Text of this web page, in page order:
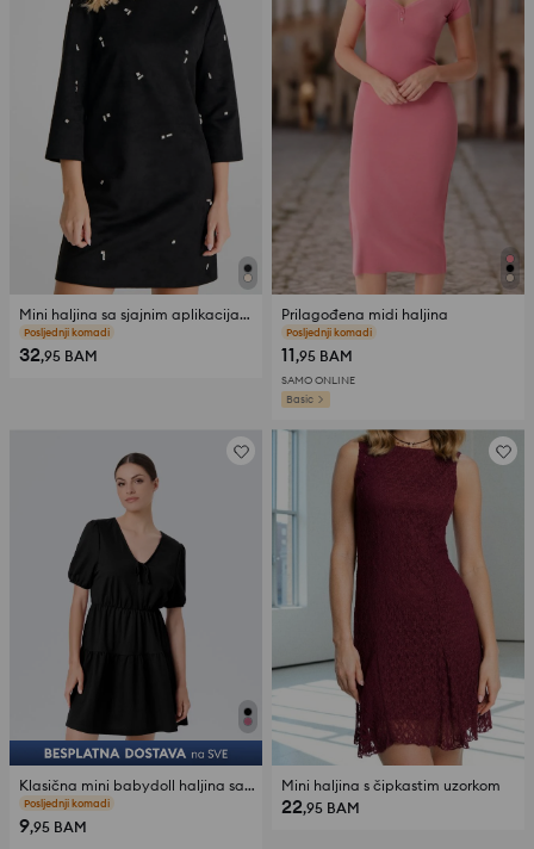
Mini haljina sa sjajnim aplikacijama
Posljednji komadi
32,95 BAM
Prilagođena midi haljina
Posljednji komadi
11,95 BAM
SAMO ONLINE
Basic
Klasična mini babydoll haljina sa viskozom
Posljednji komadi
9,95 BAM
Mini haljina s čipkastim uzorkom
22,95 BAM